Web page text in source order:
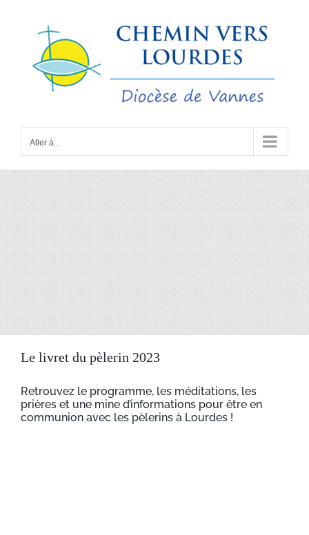
contenu
Aller à...
Le livret du pèlerin 2023
Retrouvez le programme, les méditations, les
prières et une mine d’informations pour être en
communion avec les pèlerins à Lourdes !